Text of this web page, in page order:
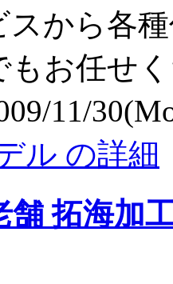
スから各
もお任せ
11/
ル の詳細
舗 拓海加